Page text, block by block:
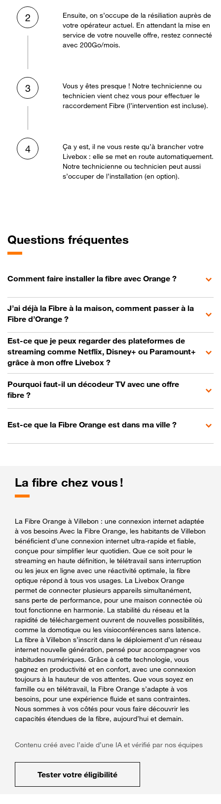
2
Ensuite, on s’occupe de la résiliation auprès de
votre opérateur actuel. En attendant la mise en
service de votre nouvelle offre, restez connecté
avec 200Go/mois.
3
Vous y êtes presque ! Notre technicienne ou
technicien vient chez vous pour effectuer le
raccordement Fibre (l’intervention est incluse).
4
Ça y est, il ne vous reste qu’à brancher votre
Livebox : elle se met en route automatiquement.
Notre technicienne ou technicien peut aussi
s’occuper de l’installation (en option).
Questions fréquentes
Comment faire installer la fibre avec Orange ?
J’ai déjà la Fibre à la maison, comment passer à la
Fibre d’Orange ?
Est-ce que je peux regarder des plateformes de
streaming comme Netflix, Disney+ ou Paramount+
grâce à mon offre Livebox ?
Pourquoi faut-il un décodeur TV avec une offre
fibre ?
Est-ce que la Fibre Orange est dans ma ville ?
La fibre chez vous !
La Fibre Orange à Villebon : une connexion internet adaptée
à vos besoins Avec la Fibre Orange, les habitants de Villebon
bénéficient d’une connexion internet ultra-rapide et fiable,
conçue pour simplifier leur quotidien. Que ce soit pour le
streaming en haute définition, le télétravail sans interruption
ou les jeux en ligne avec une réactivité optimale, la fibre
optique répond à tous vos usages. La Livebox Orange
permet de connecter plusieurs appareils simultanément,
sans perte de performance, pour une maison connectée où
tout fonctionne en harmonie. La stabilité du réseau et la
rapidité de téléchargement ouvrent de nouvelles possibilités,
comme la domotique ou les visioconférences sans latence.
La fibre à Villebon s’inscrit dans le déploiement d’un réseau
internet nouvelle génération, pensé pour accompagner vos
habitudes numériques. Grâce à cette technologie, vous
gagnez en productivité et en confort, avec une connexion
toujours à la hauteur de vos attentes. Que vous soyez en
famille ou en télétravail, la Fibre Orange s’adapte à vos
besoins, pour une expérience fluide et sans contraintes.
Nous sommes à vos côtés pour vous faire découvrir les
capacités étendues de la fibre, aujourd’hui et demain.
Contenu créé avec l’aide d’une IA et vérifié par nos équipes
Tester votre éligibilité